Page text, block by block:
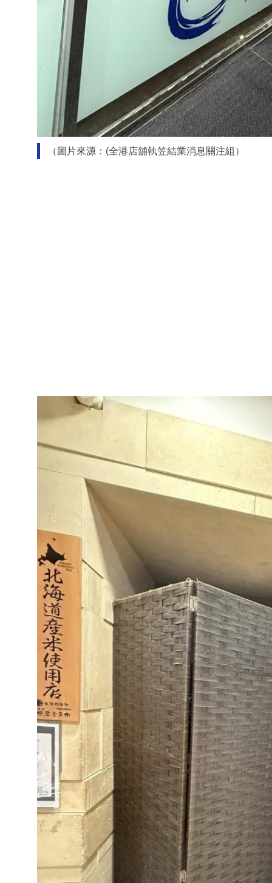
（圖片來源：(全港店舖執笠結業消息關注組）